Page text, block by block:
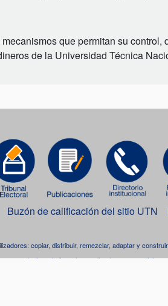
que permitan su
de la Universidad Técnica
Buzón de calificación del sitio UTN
copiar, distribuir, remezclar, adaptar y
Incluso, la licencia permite el uso comercial,